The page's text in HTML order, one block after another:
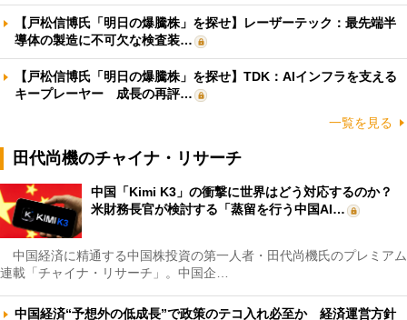
【戸松信博氏「明日の爆騰株」を探せ】レーザーテック：最先端半
導体の製造に不可欠な検査装…
【戸松信博氏「明日の爆騰株」を探せ】TDK：AIインフラを支える
キープレーヤー 成長の再評…
一覧を見る
田代尚機のチャイナ・リサーチ
中国「Kimi K3」の衝撃に世界はどう対応するのか？
米財務長官が検討する「蒸留を行う中国AI…
中国経済に精通する中国株投資の第一人者・田代尚機氏のプレミアム
連載「チャイナ・リサーチ」。中国企…
中国経済“予想外の低成長”で政策のテコ入れ必至か 経済運営方針